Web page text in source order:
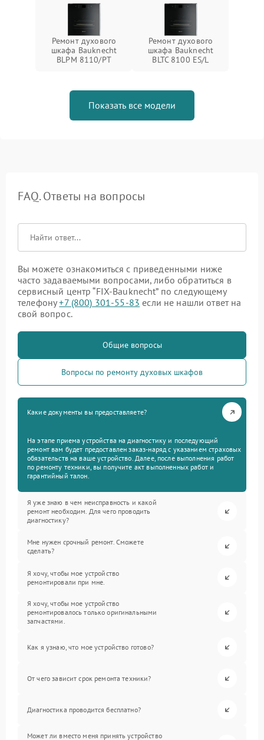
Ремонт духового
шкафа Bauknecht
BLPM 8110/PT
Ремонт духового
шкафа Bauknecht
BLTC 8100 ES/L
Показать все модели
FAQ. Ответы на вопросы
Вы можете ознакомиться с приведенными ниже
часто задаваемыми вопросами, либо обратиться в
сервисный центр “FIX-Bauknecht” по следующему
телефону+7 (800) 301-55-83 если не нашли ответ на
свой вопрос.
Общие вопросы
Вопросы по ремонту духовых шкафов
Какие документы вы предоставляете?
На этапе приема устройства на диагностику и последующий
ремонт вам будет предоставлен заказ-наряд с указанием страховых
обязательств на ваше устройство. Далее, после выполнения работ
по ремонту техники, вы получите акт выполненных работ и
гарантийный талон.
Я уже знаю в чем неисправность и какой
ремонт необходим. Для чего проводить
диагностику?
Мне нужен срочный ремонт. Сможете
сделать?
Я хочу, чтобы мое устройство
ремонтировали при мне.
Я хочу, чтобы мое устройство
ремонтировалось только оригинальными
запчастями.
Как я узнаю, что мое устройство готово?
От чего зависит срок ремонта техники?
Диагностика проводится бесплатно?
Может ли вместо меня принять устройство